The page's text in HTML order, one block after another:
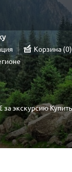
Корзина 0
за экскурсиюКупить